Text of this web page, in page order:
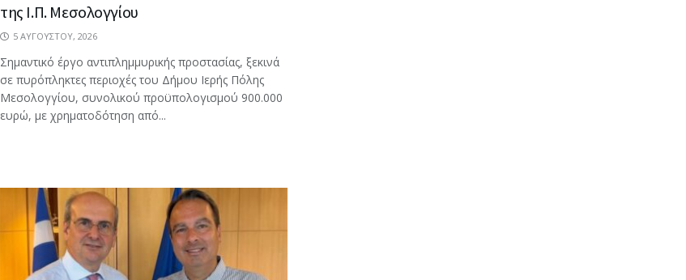
της Ι.Π. Μεσολογγίου
5 ΑΥΓΟΎΣΤΟΥ, 2026
Σημαντικό έργο αντιπλημμυρικής προστασίας, ξεκινά
σε πυρόπληκτες περιοχές του Δήμου Ιερής Πόλης
Μεσολογγίου, συνολικού προϋπολογισμού 900.000
ευρώ, με χρηματοδότηση από...